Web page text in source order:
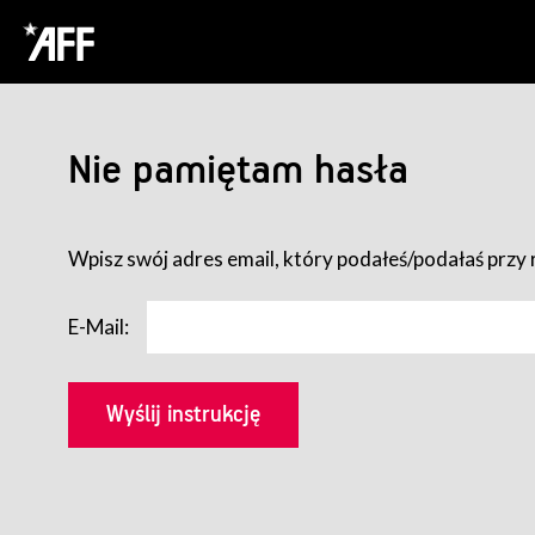
Nie pamiętam hasła
Wpisz swój adres email, który podałeś/podałaś
E-Mail: